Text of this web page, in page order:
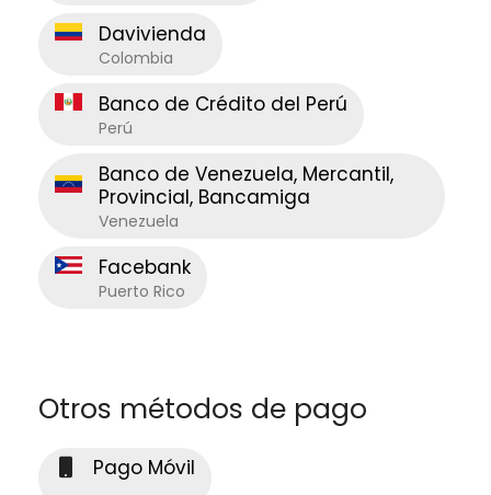
Davivienda
Colombia
Banco de Crédito del Perú
Perú
Banco de Venezuela, Mercantil,
Provincial, Bancamiga
Venezuela
Facebank
Puerto Rico
Otros métodos de pago
Pago Móvil